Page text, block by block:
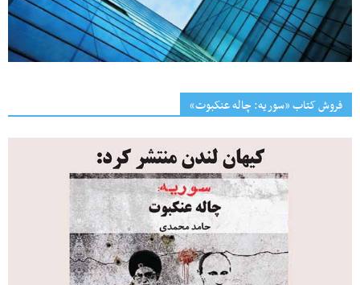
فروش کتاب «سوریه: چاله عنکبوت»